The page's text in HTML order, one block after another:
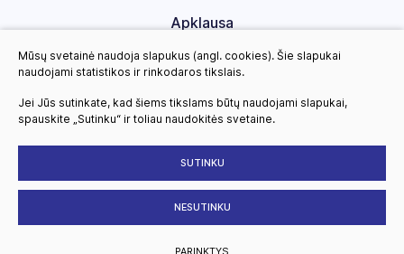
Apklausa
Kviečiame įvertinti
Ignalinos rajono kultūros centro
Ignalinos rajono kultūros centras . Visos teisės saugomos
Mūsų svetainė naudoja slapukus (angl. cookies). Šie slapukai
naudojami statistikos ir rinkodaros tikslais.
Jei Jūs sutinkate, kad šiems tikslams būtų naudojami slapukai,
spauskite „Sutinku“ ir toliau naudokitės svetaine.
SUTINKU
NESUTINKU
PARINKTYS